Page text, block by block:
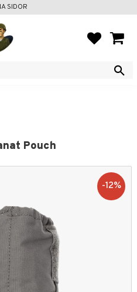
SIDOR
Pouch
12%